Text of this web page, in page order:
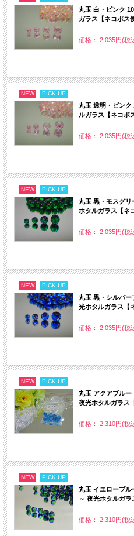
丸玉 白・ピンク
ガラス【ネコポス
価格： 2,035円(税
NEW PICK UP
丸玉 透明・ピンク
ルガラス【ネコポ
価格： 2,035円(税
NEW PICK UP
丸玉 黒・モスグリ
ホタルガラス【ネ
価格： 2,035円(税
NEW PICK UP
丸玉 黒・シルバー
光ホタルガラス【
価格： 2,035円(税
NEW PICK UP
丸玉 アクアブルー
夜光ホタルガラス
価格： 2,310円(税
NEW PICK UP
丸玉 イエローブル
～ 夜光ホタルガラ
価格： 2,310円(税